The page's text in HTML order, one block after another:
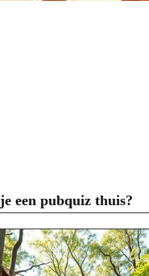
een pubquiz thuis?